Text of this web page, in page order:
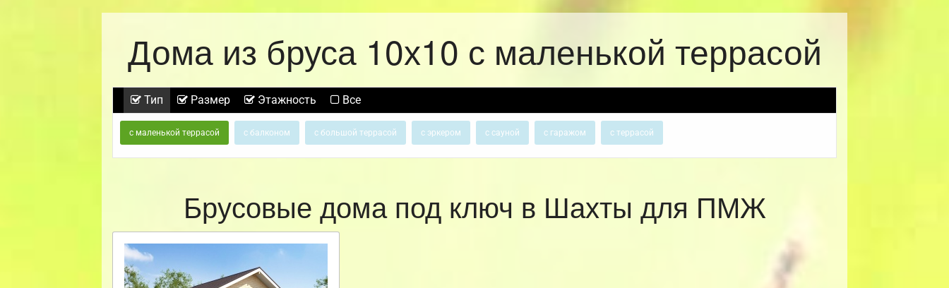
Дома из бруса 10х10 с маленькой террасой
Тип Размер Этажность Все
с маленькой террасой с балконом с большой террасой с эркером с сауной с гаражом с террасой
Брусовые дома под ключ в Шахты для ПМЖ